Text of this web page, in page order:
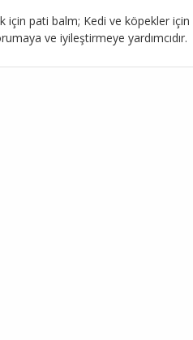
pati balm; Kedi ve köpekler
ve iyileştirmeye yardımcıdır.